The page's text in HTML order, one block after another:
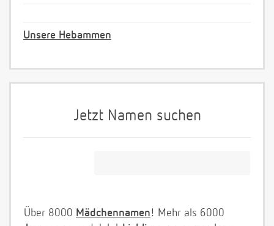
Unsere Hebammen
Jetzt Namen suchen
Über 8000 Mädchennamen! Mehr als 6000